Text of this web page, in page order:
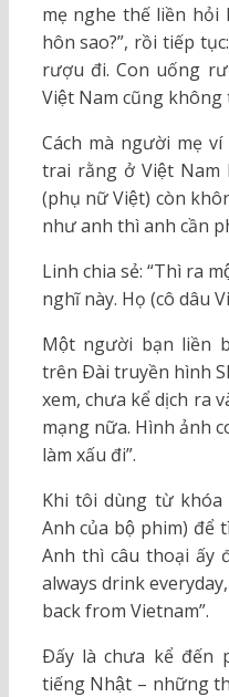
mẹ nghe thế liền hỏi
hôn sao?”, rồi tiếp
rượu đi. Con uống
Việt Nam cũng không
Cách mà người mẹ
trai rằng ở Việt Nam
(phụ nữ Việt) còn
như anh thì anh cần
Linh chia sẻ: “Thì ra
nghĩ này. Họ (cô dâu
Một người bạn liền
trên Ðài truyền hình
xem, chưa kể dịch ra
mạng nữa. Hình ảnh
làm xấu đi”.
Khi tôi dùng từ khóa
Anh của bộ phim) để
Anh thì câu thoại ấy
always drink
back from Vietnam”.
Ðấy là chưa kể đến
tiếng Nhật – những